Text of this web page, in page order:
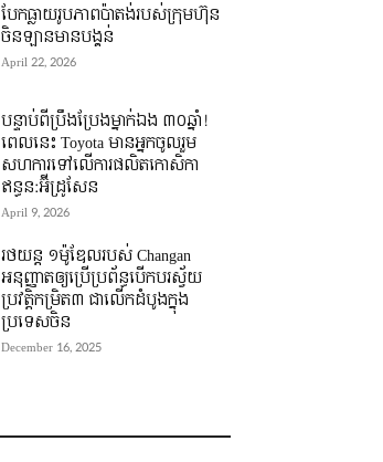
បែកធ្លាយរូបភាពប៉ាតង់របស់ក្រុមហ៊ុន
ចិនឡានមានបង្គន់
April 22, 2026
បន្ទាប់ពីប្រឹងប្រែងម្នាក់ឯង ៣០ឆ្នាំ! ​
ពេលនេះ Toyota មានអ្នកចូលរួម
សហការទៅលើការផលិតកោសិកា
ឥន្ធន:អ៊ីដ្រូសែន
April 9, 2026
រថយន្ត ១ម៉ូឌែលរបស់ Changan
អនុញ្ញាតឲ្យប្រើប្រព័ន្ធបើកបរស្វ័យ
ប្រវត្តិកម្រិត៣ ជាលើកដំបូងក្នុង
ប្រទេសចិន
December 16, 2025